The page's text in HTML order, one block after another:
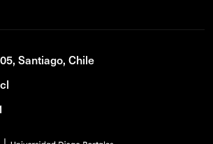
Santiago, Chile